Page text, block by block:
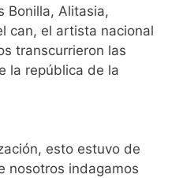
Bonilla, Alitasia,
can, el artista nacional
transcurrieron las
la república de la
esto estuvo de
nosotros indagamos